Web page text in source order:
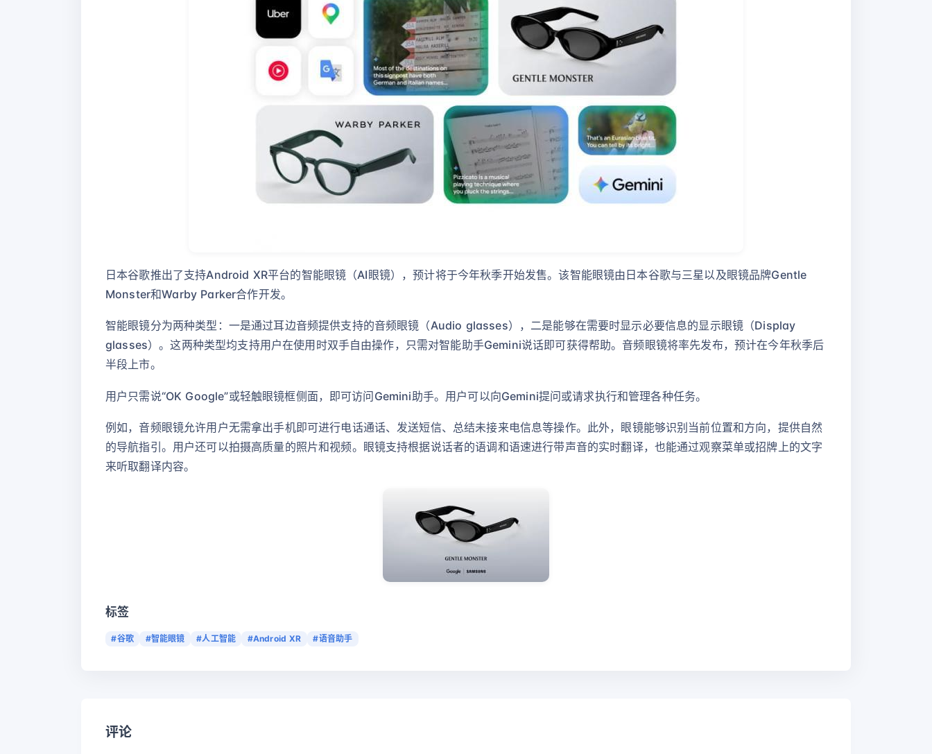
日本谷歌推出了支持Android XR平台的智能眼镜（AI眼镜），预计将于今年秋季开始发售。该智能眼镜由日本谷歌与三星以及眼镜品牌Gentle
Monster和Warby Parker合作开发。
智能眼镜分为两种类型：一是通过耳边音频提供支持的音频眼镜（Audio glasses），二是能够在需要时显示必要信息的显示眼镜（Display
glasses）。这两种类型均支持用户在使用时双手自由操作，只需对智能助手Gemini说话即可获得帮助。音频眼镜将率先发布，预计在今年秋季后
半段上市。
用户只需说“OK Google”或轻触眼镜框侧面，即可访问Gemini助手。用户可以向Gemini提问或请求执行和管理各种任务。
例如，音频眼镜允许用户无需拿出手机即可进行电话通话、发送短信、总结未接来电信息等操作。此外，眼镜能够识别当前位置和方向，提供自然
的导航指引。用户还可以拍摄高质量的照片和视频。眼镜支持根据说话者的语调和语速进行带声音的实时翻译，也能通过观察菜单或招牌上的文字
来听取翻译内容。
标签
#谷歌 #智能眼镜 #人工智能 #Android XR #语音助手
评论